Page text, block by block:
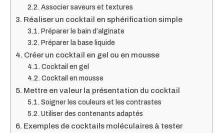
Associer saveurs et textures
Réaliser un cocktail en sphérification simple
Préparer le bain d’alginate
Préparer la base liquide
Créer un cocktail en gel ou en mousse
Cocktail en gel
Cocktail en mousse
Mettre en valeur la présentation du cocktail
Soigner les couleurs et les contrastes
Utiliser des contenants adaptés
Exemples de cocktails moléculaires à tester